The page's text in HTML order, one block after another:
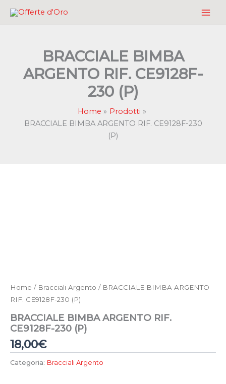
BRACCIALE BIMBA
ARGENTO RIF. CE9128F-
230 (P)
Home
Prodotti
BRACCIALE BIMBA ARGENTO RIF. CE9128F-230
(P)
Home / Bracciali Argento / BRACCIALE BIMBA ARGENTO
RIF. CE9128F-230 (P)
BRACCIALE BIMBA ARGENTO RIF.
CE9128F-230 (P)
18,00€
Categoria: Bracciali Argento